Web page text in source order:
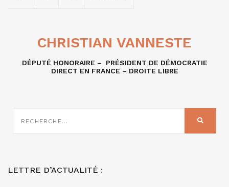
CHRISTIAN VANNESTE
DÉPUTÉ HONORAIRE – PRÉSIDENT DE DÉMOCRATIE
DIRECT EN FRANCE – DROITE LIBRE
SUR
LETTRE D’ACTUALITÉ :